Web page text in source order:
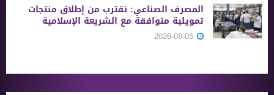
المصرف الصناعي: نقترب من إطلاق منتجات
تمويلية متوافقة مع الشريعة الإسلامية